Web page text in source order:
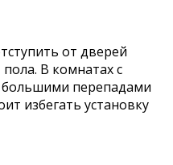
от дверей
В комнатах с
перепадами
избегать установку